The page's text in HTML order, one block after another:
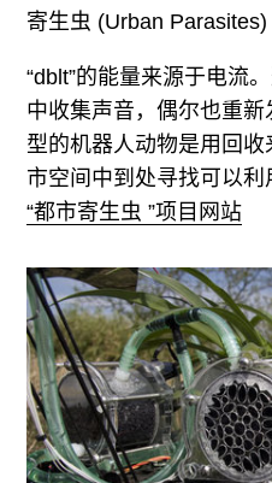
寄生虫 (Urban Parasites)
“dblt”的能量来源于电流
中收集声音，偶尔也重
型的机器人动物是用回
市空间中到处寻找可以利
“都市寄生虫 ”项目网站